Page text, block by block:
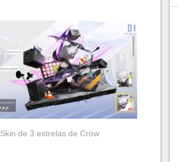
Skin de 3 estrelas de Crow